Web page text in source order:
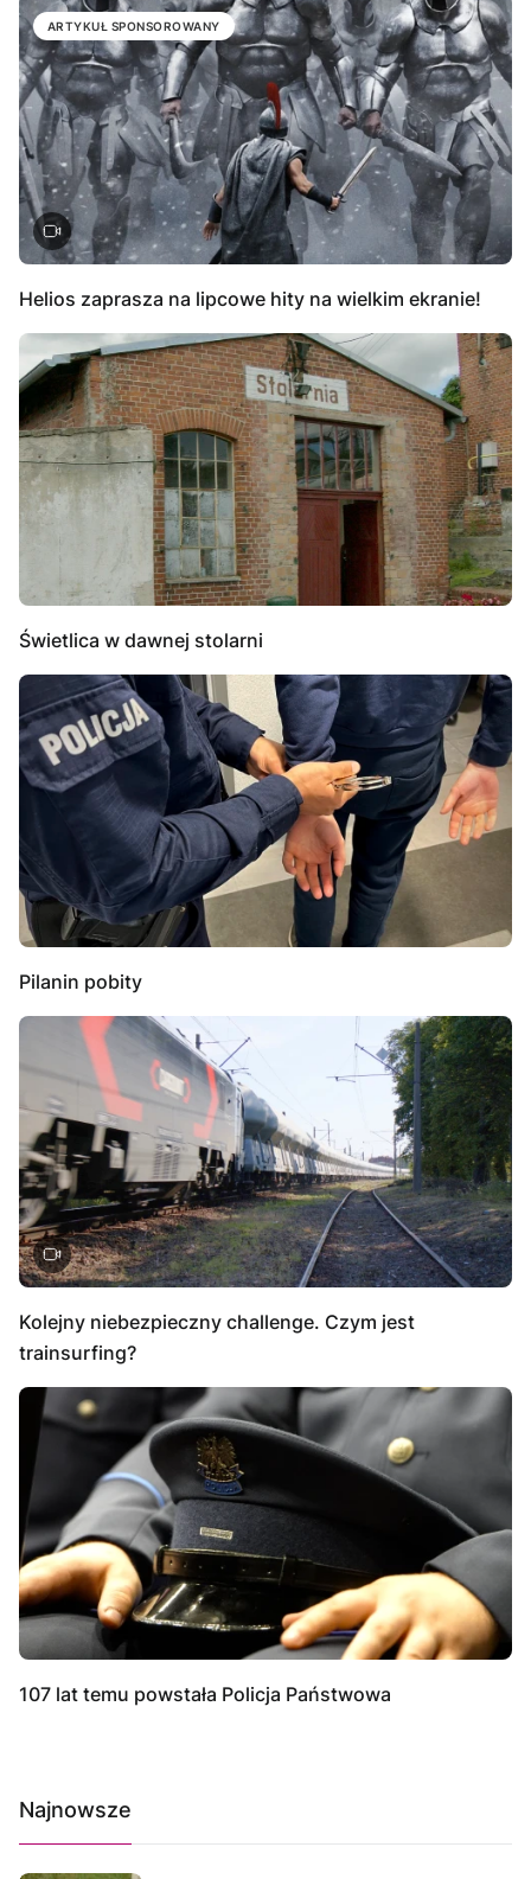
ARTYKUŁ SPONSOROWANY
Helios zaprasza na lipcowe hity na wielkim ekranie!
Świetlica w dawnej stolarni
Pilanin pobity
Kolejny niebezpieczny challenge. Czym jest
trainsurfing?
107 lat temu powstała Policja Państwowa
Najnowsze